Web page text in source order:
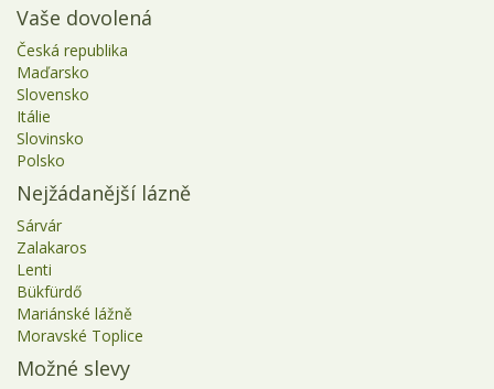
Vaše dovolená
Česká republika
Maďarsko
Slovensko
Itálie
Slovinsko
Polsko
Nejžádanější lázně
Sárvár
Zalakaros
Lenti
Bükfürdő
Mariánské lážně
Moravské Toplice
Možné slevy